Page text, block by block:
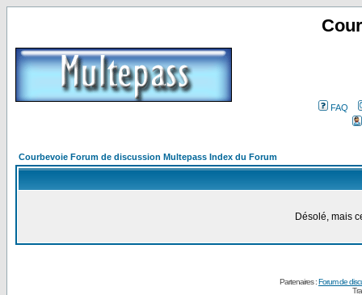
FAQ
Courbevoie Forum de discussion Multepass Index du Forum
Désolé, mais
Partenaires :Forum de